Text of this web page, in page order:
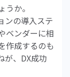
か。
ンの導入ステ
ベンダーに相
作成するのも
が、DX成功